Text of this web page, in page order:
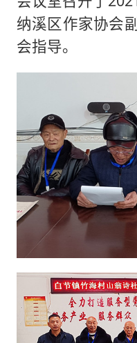
纳溪区作家协会
会指导。